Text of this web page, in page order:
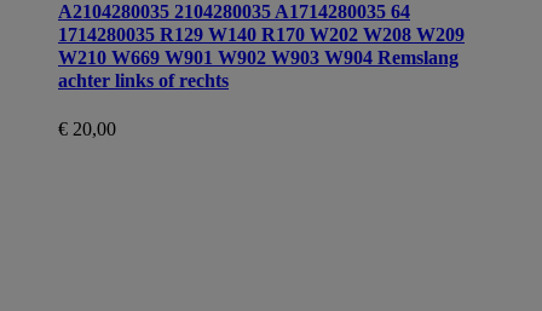
A2104280035 2104280035 A1714280035 64
1714280035 R129 W140 R170 W202 W208 W209
W210 W669 W901 W902 W903 W904 Remslang
achter links of rechts
€ 20,00